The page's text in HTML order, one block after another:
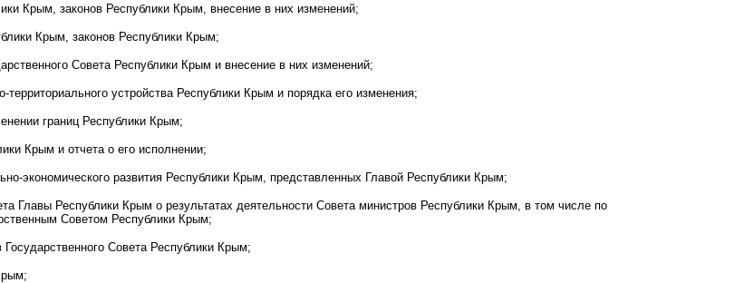
Крым, законов Республики Крым, внесение в них изменений;
Крым, законов Республики Крым;
Совета Республики Крым и внесение в них изменений;
территориального устройства Республики Крым и порядка его изменения;
границ Республики Крым;
Крым и отчета о его исполнении;
экономического развития Республики Крым, представленных Главой Республики Крым;
Главы Республики Крым о результатах деятельности Совета министров Республики Крым, в том числе по
Советом Республики Крым;
Совета Республики Крым;